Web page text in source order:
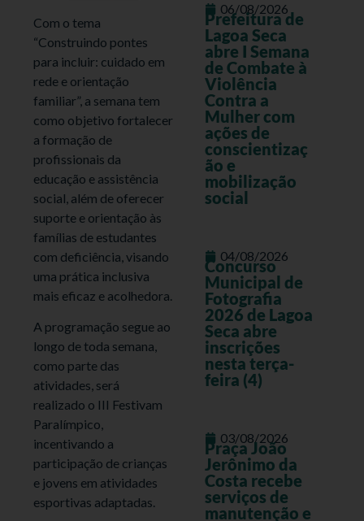
Com o tema
“Construindo pontes
para incluir: cuidado em
rede e orientação
familiar”, a semana tem
como objetivo fortalecer
a formação de
profissionais da
educação e assistência
social, além de oferecer
suporte e orientação às
famílias de estudantes
com deficiência, visando
uma prática inclusiva
mais eficaz e acolhedora.
A programação segue ao
longo de toda semana,
como parte das
atividades, será
realizado o III Festivam
Paralímpico,
incentivando a
participação de crianças
e jovens em atividades
esportivas adaptadas.
06/08/2026
Prefeitura de
Lagoa Seca
abre I Semana
de Combate à
Violência
Contra a
Mulher com
ações de
conscientizaç
ão e
mobilização
social
04/08/2026
Concurso
Municipal de
Fotografia
2026 de Lagoa
Seca abre
inscrições
nesta terça-
feira (4)
03/08/2026
Praça João
Jerônimo da
Costa recebe
serviços de
manutenção e